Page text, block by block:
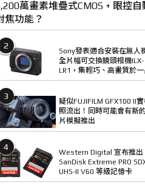
萬畫素堆疊式CMOS + 眼控自
焦功能？
2
Sony發表適合安裝在無人
全片幅可交換鏡頭相機ILX-
LR1，集輕巧、高畫質於
3
疑似FUJIFILM GFX100 II
照流出！同時可能會有新
片模擬推出
4
Western Digital 宣布推出
SanDisk Extreme PRO
UHS-II V60 等級記憶卡